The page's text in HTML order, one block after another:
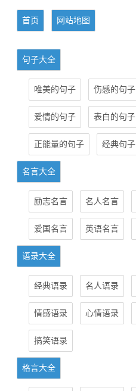
首页 网站地图
句子大全
唯美的句子 伤感的句子
爱情的句子 表白的句子
正能量的句子 经典句子
名言大全
励志名言 名人名言
爱国名言 英语名言
语录大全
经典语录 名人语录
情感语录 心情语录
搞笑语录
格言大全